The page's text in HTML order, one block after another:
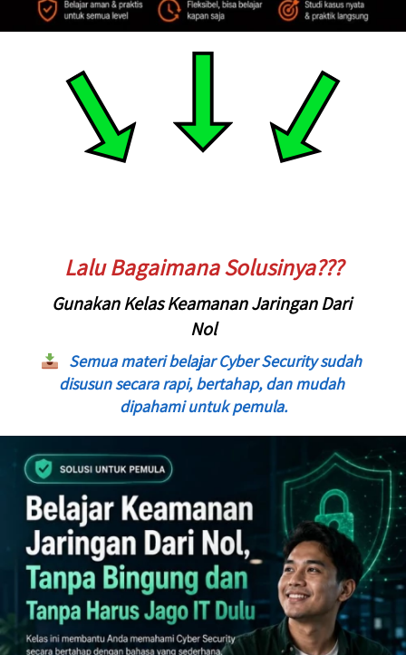
Lalu Bagaimana Solusinya???
Gunakan Kelas Keamanan Jaringan Dari
Nol
Semua materi belajar Cyber Security sudah
disusun secara rapi, bertahap, dan mudah
dipahami untuk pemula.